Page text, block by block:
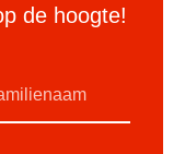
de hoogte!